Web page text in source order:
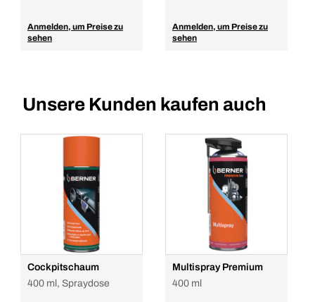
Anmelden, um Preise zu
sehen
Anmelden, um Preise zu
sehen
Unsere Kunden kaufen auch
Cockpitschaum
400 ml, Spraydose
Multispray Premium
400 ml